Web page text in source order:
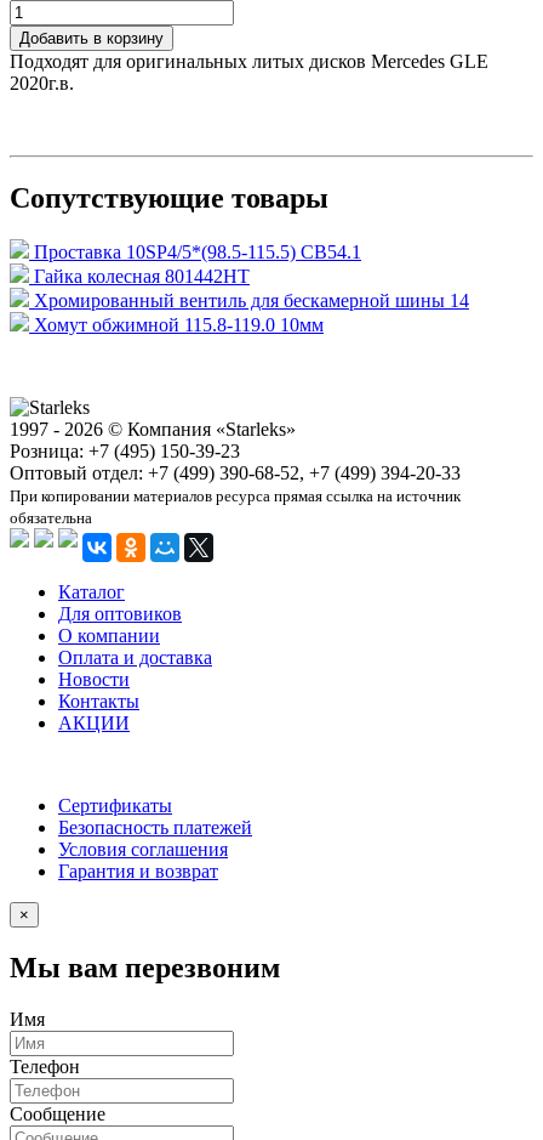
Добавить в корзину
Подходят для оригинальных литых дисков Mercedes GLE
2020г.в.
Сопутствующие товары
Проставка 10SP4/5*(98.5-115.5) CB54.1
Гайка колесная 801442HT
Хромированный вентиль для бескамерной шины 14
Хомут обжимной 115.8-119.0 10мм
1997 - 2026 © Компания «Starleks»
Розница: +7 (495) 150-39-23
Оптовый отдел: +7 (499) 390-68-52, +7 (499) 394-20-33
При копировании материалов ресурса прямая ссылка на источник
обязательна
Каталог
Для оптовиков
О компании
Оплата и доставка
Новости
Контакты
АКЦИИ
Сертификаты
Безопасность платежей
Условия соглашения
Гарантия и возврат
×
Мы вам перезвоним
Имя
Телефон
Сообщение